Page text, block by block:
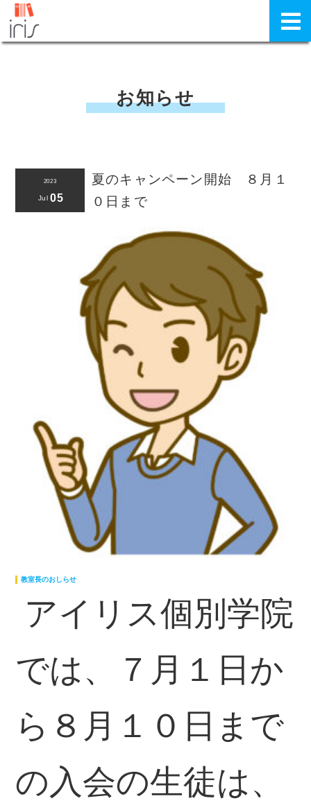
お知らせ
2023
Jul 05
夏のキャンペーン開始 ８月１
０日まで
教室長のおしらせ
アイリス個別学院
では、７月１日か
ら８月１０日まで
の入会の生徒は、